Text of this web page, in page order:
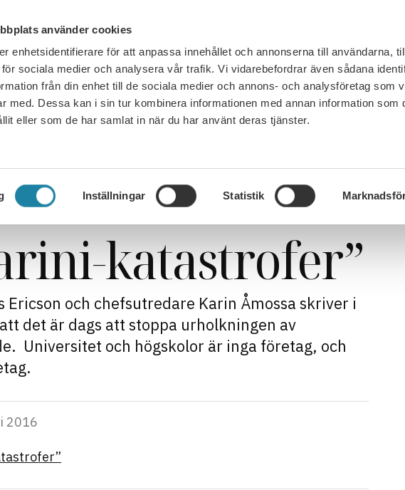
använder cookies
enhetsidentifierare för att anpassa innehållet och annonserna till användarna,
sociala medier och analysera vår trafik. Vi vidarebefordrar även sådana
från din enhet till de sociala medier och annons- och analysföretag som
med. Dessa kan i sin tur kombinera informationen med annan information som
eller som de har samlat in när du har använt deras tjänster.
Inställningar Statistik
MEDLEMSKAP JOBB, LÖN OCH VILLKOR SULF TYCKER
fler
katastrofer”
Ericson och chefsutredare Karin Åmossa skriver i
det är dags att stoppa urholkningen av
Universitet och högskolor är inga företag, och
2016